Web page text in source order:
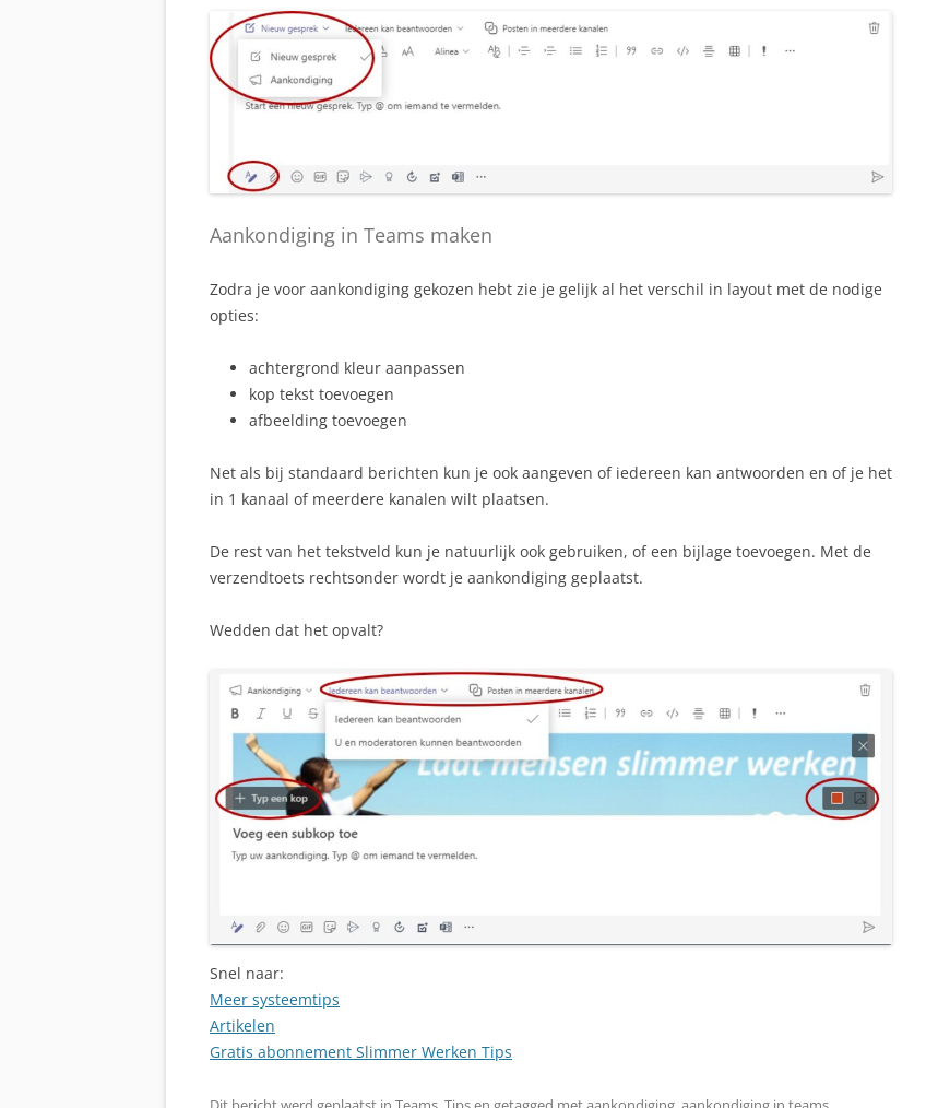
Aankondiging in Teams maken
Zodra je voor aankondiging gekozen hebt zie je gelijk al het verschil in layout met de nodige
opties:
achtergrond kleur aanpassen
kop tekst toevoegen
afbeelding toevoegen
Net als bij standaard berichten kun je ook aangeven of iedereen kan antwoorden en of je het
in 1 kanaal of meerdere kanalen wilt plaatsen.
De rest van het tekstveld kun je natuurlijk ook gebruiken, of een bijlage toevoegen. Met de
verzendtoets rechtsonder wordt je aankondiging geplaatst.
Wedden dat het opvalt?
Snel naar:
Meer systeemtips
Artikelen
Gratis abonnement Slimmer Werken Tips